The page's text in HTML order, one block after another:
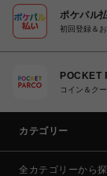
ポケパル
初回登録＆
POCKET
コイン＆ク
カテゴリー
全カテゴリーから